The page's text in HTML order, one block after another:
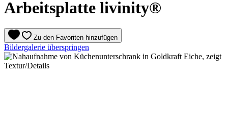
Arbeitsplatte livinity®
Zu den Favoriten hinzufügen
Bildergalerie überspringen